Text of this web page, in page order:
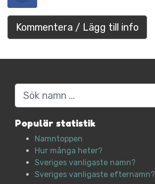
Kommentera / Lägg till info
Sök
Populär statistik
Namntoppen
Hur många heter?
Sveriges vanligaste namn?
Sveriges vanligaste efternamn?